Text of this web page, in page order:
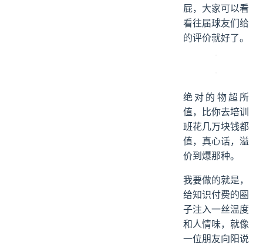
屁，大家可以看
看往届球友们给
的评价就好了。
绝对的物超所
值，比你去培训
班花几万块钱都
值，真心话，溢
价到爆那种。
我要做的就是，
给知识付费的圈
子注入一丝温度
和人情味，就像
一位朋友向阳说